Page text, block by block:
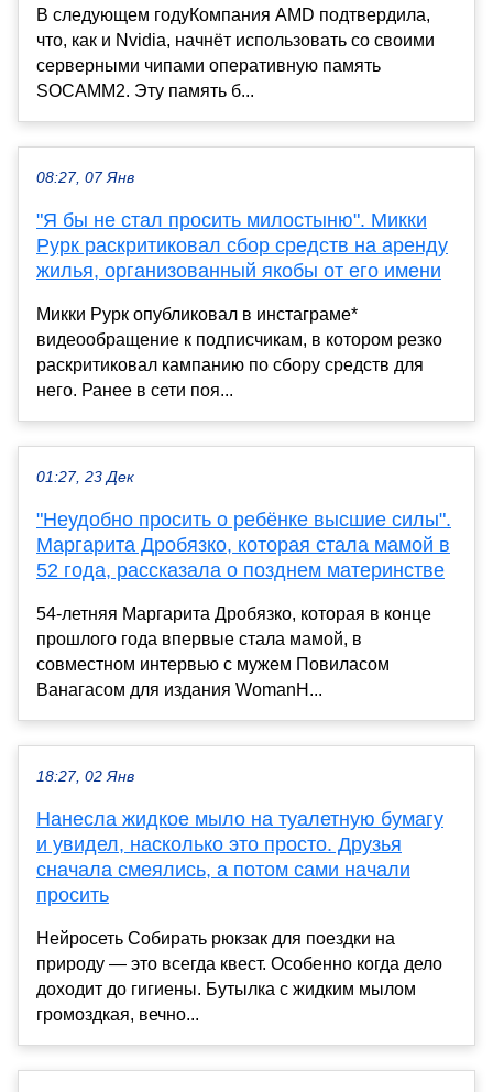
В следующем годуКомпания AMD подтвердила,
что, как и Nvidia, начнёт использовать со своими
серверными чипами оперативную память
SOCAMM2. Эту память б...
08:27, 07 Янв
"Я бы не стал просить милостыню". Микки
Рурк раскритиковал сбор средств на аренду
жилья, организованный якобы от его имени
Микки Рурк опубликовал в инстаграме*
видеообращение к подписчикам, в котором резко
раскритиковал кампанию по сбору средств для
него. Ранее в сети поя...
01:27, 23 Дек
"Неудобно просить о ребёнке высшие силы".
Маргарита Дробязко, которая стала мамой в
52 года, рассказала о позднем материнстве
54-летняя Маргарита Дробязко, которая в конце
прошлого года впервые стала мамой, в
совместном интервью с мужем Повиласом
Ванагасом для издания WomanH...
18:27, 02 Янв
Нанесла жидкое мыло на туалетную бумагу
и увидел, насколько это просто. Друзья
сначала смеялись, а потом сами начали
просить
Нейросеть Собирать рюкзак для поездки на
природу — это всегда квест. Особенно когда дело
доходит до гигиены. Бутылка с жидким мылом
громоздкая, вечно...